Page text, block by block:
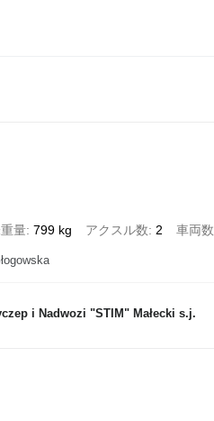
量 799 kg アクスル数 2 車両数
i Nadwozi "STIM" Małecki s.j.